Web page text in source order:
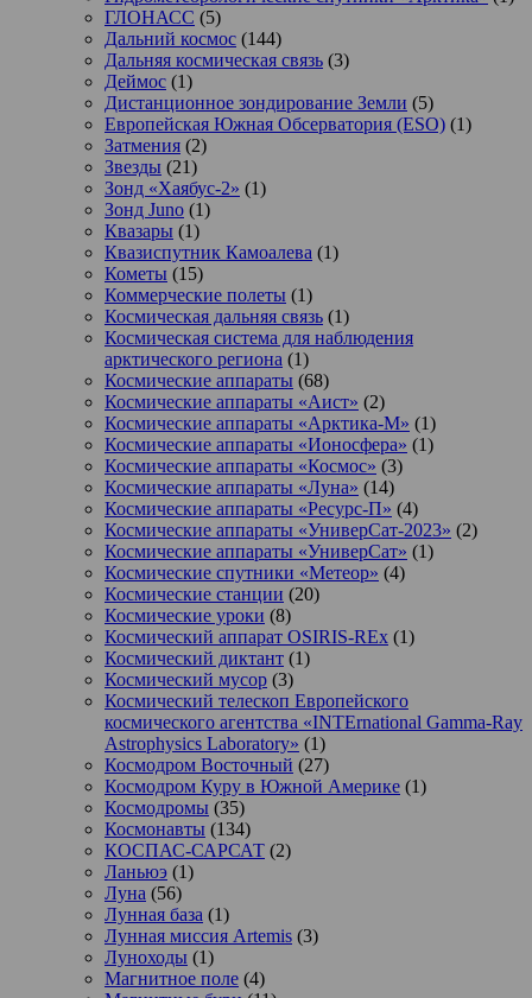
ГЛОНАСС (5)
Дальний космос (144)
Дальняя космическая связь (3)
Деймос (1)
Дистанционное зондирование Земли (5)
Европейская Южная Обсерватория (ESO) (1)
Затмения (2)
Звезды (21)
Зонд «Хаябус-2» (1)
Зонд Juno (1)
Квазары (1)
Квазиспутник Камоалева (1)
Кометы (15)
Коммерческие полеты (1)
Космическая дальняя связь (1)
Космическая система для наблюдения
арктического региона (1)
Космические аппараты (68)
Космические аппараты «Аист» (2)
Космические аппараты «Арктика-М» (1)
Космические аппараты «Ионосфера» (1)
Космические аппараты «Космос» (3)
Космические аппараты «Луна» (14)
Космические аппараты «Ресурс-П» (4)
Космические аппараты «УниверСат-2023» (2)
Космические аппараты «УниверСат» (1)
Космические спутники «Метеор» (4)
Космические станции (20)
Космические уроки (8)
Космический аппарат OSIRIS-REx (1)
Космический диктант (1)
Космический мусор (3)
Космический телескоп Европейского
космического агентства «INTErnational Gamma-Ray
Astrophysics Laboratory» (1)
Космодром Восточный (27)
Космодром Куру в Южной Америке (1)
Космодромы (35)
Космонавты (134)
КОСПАС-САРСАТ (2)
Ланьюэ (1)
Луна (56)
Лунная база (1)
Лунная миссия Artemis (3)
Луноходы (1)
Магнитное поле (4)